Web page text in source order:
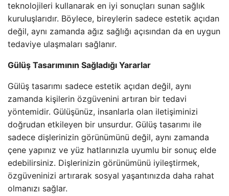
teknolojileri kullanarak en iyi sonuçları sunan sağlık
kuruluşlarıdır. Böylece, bireylerin sadece estetik açıdan
değil, aynı zamanda ağız sağlığı açısından da en uygun
tedaviye ulaşmaları sağlanır.
Gülüş Tasarımının Sağladığı Yararlar
Gülüş tasarımı sadece estetik açıdan değil, aynı
zamanda kişilerin özgüvenini artıran bir tedavi
yöntemidir. Gülüşünüz, insanlarla olan iletişiminizi
doğrudan etkileyen bir unsurdur. Gülüş tasarımı ile
sadece dişlerinizin görünümünü değil, aynı zamanda
çene yapınız ve yüz hatlarınızla uyumlu bir sonuç elde
edebilirsiniz. Dişlerinizin görünümünü iyileştirmek,
özgüveninizi artırarak sosyal yaşantınızda daha rahat
olmanızı sağlar.